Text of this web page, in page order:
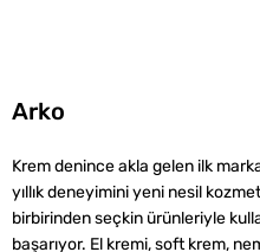
Arko
Krem denince akla gelen ilk
yıllık deneyimini yeni nesil
birbirinden seçkin ürünleriyle
başarıyor. El kremi, soft krem,